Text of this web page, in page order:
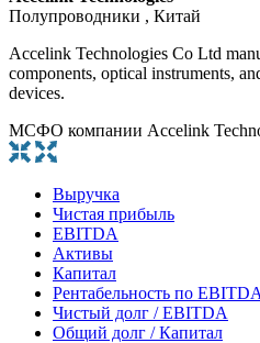
Полупроводники , Китай
Accelink Technologies Co Ltd
components, optical instruments,
devices.
МСФО компании Accelink
Выручка
Чистая прибыль
EBITDA
Активы
Капитал
Рентабельность по
Чистый долг / EBITDA
Общий долг / Капитал